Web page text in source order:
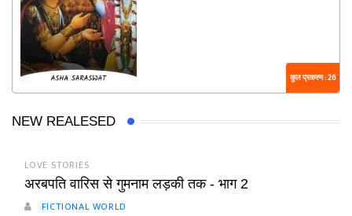
कुल प्रकरण : 26
NEW REALESED
LOVE STORIES
अरबपति वारिस से गुमनाम लड़की तक - भाग 2
FICTIONAL WORLD